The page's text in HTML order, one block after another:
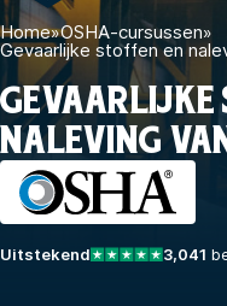
Home»OSHA-cursussen»
Gevaarlijke stoffen en
GEVAARLIJKE
NALEVING
Uitstekend 3,041